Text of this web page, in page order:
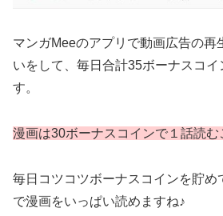
マンガMeeのアプリで動画広告の再
いをして、毎日合計35ボーナスコイ
す。
漫画は30ボーナスコインで１話読む
毎日コツコツボーナスコインを貯め
で漫画をいっぱい読めますね♪